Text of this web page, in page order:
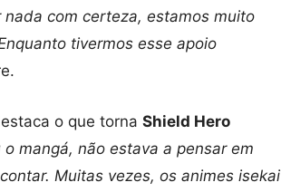
nada com certeza, estamos muito
tivermos esse apoio
o que torna Shield Hero
mangá, não estava a pensar em
Muitas vezes, os animes isekai